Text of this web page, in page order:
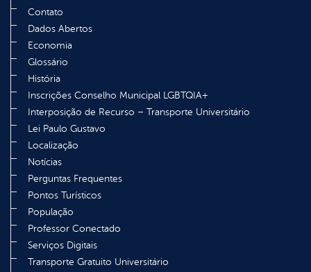
Contato
Dados Abertos
Economia
Glossário
História
Inscrições Conselho Municipal LGBTQIA+
Interposição de Recurso – Transporte Universitário
Lei Paulo Gustavo
Localização
Notícias
Perguntas Frequentes
Pontos Turísticos
População
Professor Conectado
Serviços Digitais
Transporte Gratuito Universitário